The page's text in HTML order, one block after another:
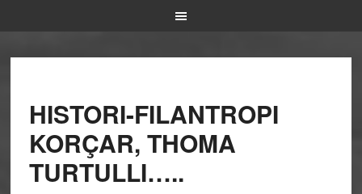
HISTORI-FILANTROPI
KORÇAR, THOMA
TURTULLI…..